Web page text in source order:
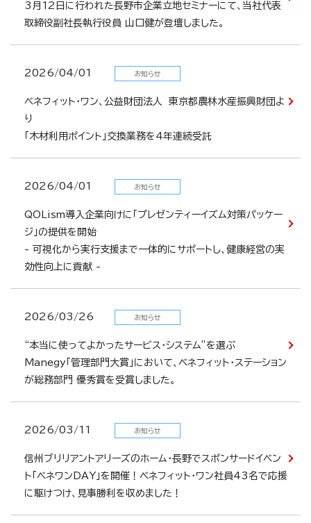
3月12日に行われた長野市企業立地セミナーにて、当社代表
取締役副社長執行役員 山口健が登壇しました。
2026/04/01 お知らせ
ベネフィット・ワン、公益財団法人 東京都農林水産振興財団よ
り
「木材利用ポイント」交換業務を4年連続受託
2026/04/01 お知らせ
QOLism導入企業向けに「プレゼンティーイズム対策パッケー
ジ」の提供を開始
- 可視化から実行支援まで一体的にサポートし、健康経営の実
効性向上に貢献 -
2026/03/26 お知らせ
“本当に使ってよかったサービス・システム”を選ぶ
Manegy「管理部門大賞」において、ベネフィット・ステーション
が総務部門 優秀賞を受賞しました。
2026/03/11 お知らせ
信州ブリリアントアリーズのホーム・長野でスポンサードイベン
ト「ベネワンDAY」を開催！ベネフィット・ワン社員43名で応援
に駆けつけ、見事勝利を収めました！